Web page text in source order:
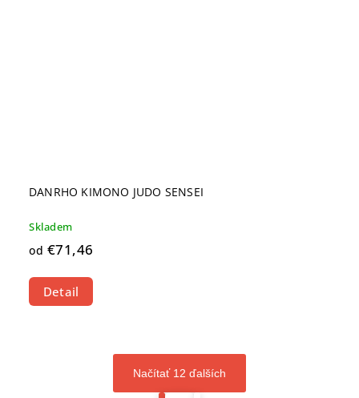
DANRHO KIMONO JUDO SENSEI
Skladem
od €71,46
Detail
Načítať 12 ďalších